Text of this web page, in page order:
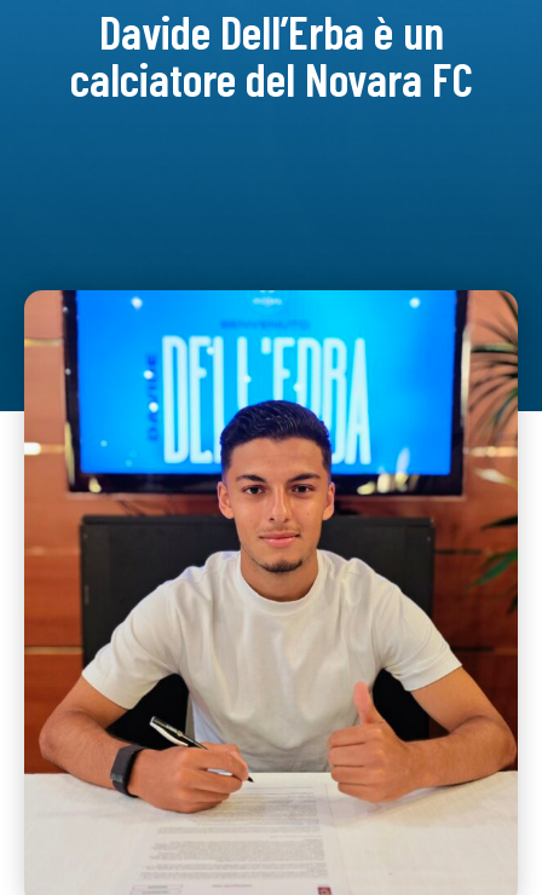
Davide Dell’Erba è un
calciatore del Novara FC